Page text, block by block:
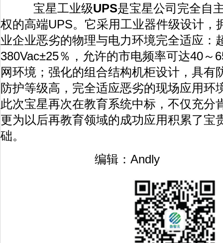
宝星工业级UPS是宝星公司完全自
权的高端UPS。它采用工业器件级设计，
业企业恶劣的物理与电力环境完全适应：
380Vac±25％，允许的市电频率可达40～
网环境；强化的组合结构机柜设计，具有
防护等级高，完全适应恶劣的现场应用环
此次宝星再次在教育系统中标，不仅充分
更为以后再教育领域的成功应用积累了宝
础。
编辑：Andly